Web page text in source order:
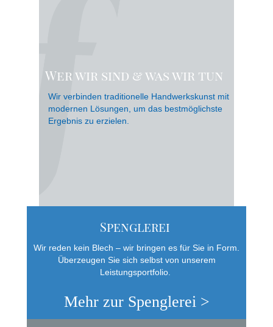
Wer wir sind & was wir tun
Wir verbinden traditionelle Handwerkskunst mit
modernen Lösungen, um das bestmöglichste
Ergebnis zu erzielen.
Spenglerei
Wir reden kein Blech – wir bringen es für Sie in Form.
Überzeugen Sie sich selbst von unserem
Leistungsportfolio.
Mehr zur Spenglerei >